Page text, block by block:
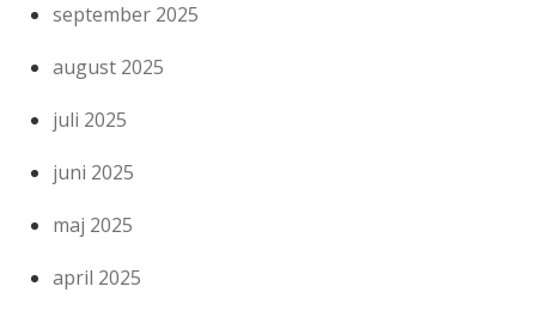
september 2025
august 2025
juli 2025
juni 2025
maj 2025
april 2025